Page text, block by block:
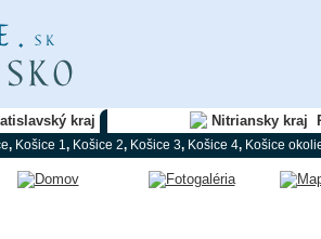
kraj Nitriansky kraj
, Košice 1, Košice 2, Košice 3, Košice 4, Košice